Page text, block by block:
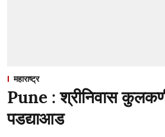
महाराष्ट्र
Pune : श्रीनिवास
पडद्याआड